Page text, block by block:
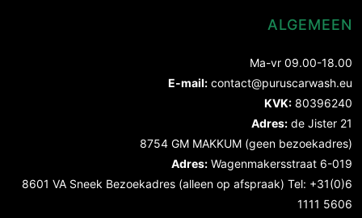
ALGEMEEN
Ma-vr 09.00-18.00
E-mail: contact@puruscarwash.eu
KVK: 80396240
Adres: de Jister 21
8754 GM MAKKUM (geen bezoekadres)
Adres: Wagenmakersstraat 6-019
8601 VA Sneek Bezoekadres (alleen op afspraak) Tel: +31(0)6
1111 5606